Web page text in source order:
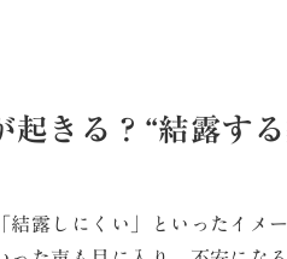
きる？“結露す
露しにくい」といったイメ